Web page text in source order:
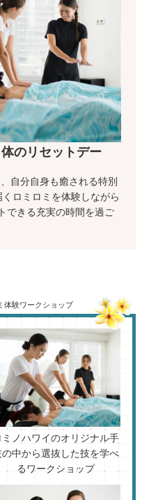
のリセットデー
自分自身も癒される特別
ロミロミを体験しながら
できる充実の時間を過ご
体験ワークショップ
ミノハワイのオリジナル手
の中から選抜した技を学べ
るワークショップ